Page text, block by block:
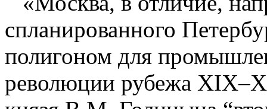
спланированного
полигоном для
революции рубежа